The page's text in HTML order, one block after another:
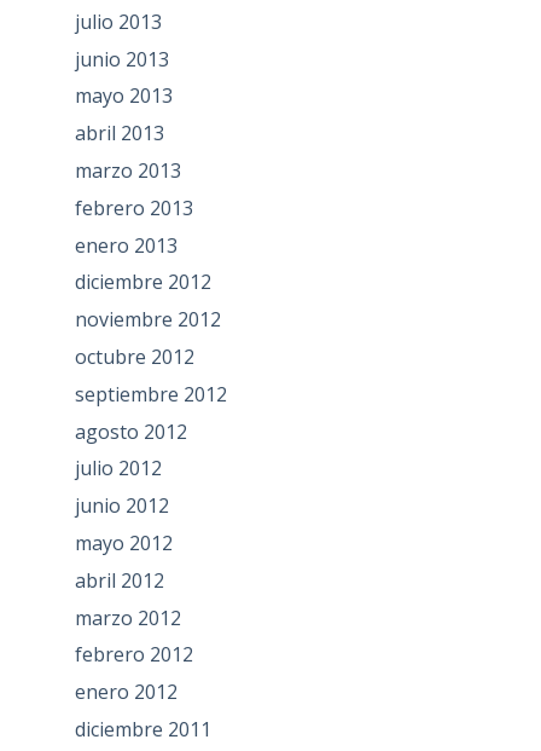
julio 2013
junio 2013
mayo 2013
abril 2013
marzo 2013
febrero 2013
enero 2013
diciembre 2012
noviembre 2012
octubre 2012
septiembre 2012
agosto 2012
julio 2012
junio 2012
mayo 2012
abril 2012
marzo 2012
febrero 2012
enero 2012
diciembre 2011